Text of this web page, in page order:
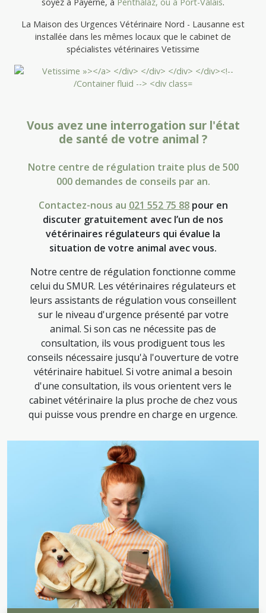
La Maison des Urgences Vétérinaire Nord - Lausanne est
installée dans les mêmes locaux que le cabinet de
spécialistes vétérinaires Vetissime
Vous avez une interrogation sur l'état
de santé de votre animal ?
Notre centre de régulation traite plus de 500
000 demandes de conseils par an.
Contactez-nous au 021 552 75 88pour en
discuter gratuitement avec l’un de nos
vétérinaires régulateurs qui évalue la
situation de votre animal avec vous.
Notre centre de régulation fonctionne comme
celui du SMUR. Les vétérinaires régulateurs et
leurs assistants de régulation vous conseillent
sur le niveau d'urgence présenté par votre
animal. Si son cas ne nécessite pas de
consultation, ils vous prodiguent tous les
conseils nécessaire jusqu'à l'ouverture de votre
vétérinaire habituel. Si votre animal a besoin
d'une consultation, ils vous orientent vers le
cabinet vétérinaire la plus proche de chez vous
qui puisse vous prendre en charge en urgence.